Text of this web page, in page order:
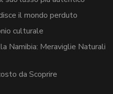
il mondo perduto
culturale
Namibia: Meraviglie Naturali
da Scoprire